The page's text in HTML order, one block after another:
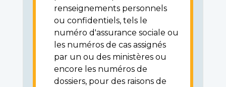
renseignements personnels
ou confidentiels, tels le
numéro d'assurance sociale ou
les numéros de cas assignés
par un ou des ministères ou
encore les numéros de
dossiers, pour des raisons de